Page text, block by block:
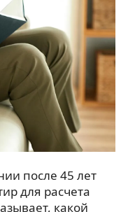
после 45 лет
для расчета
какой